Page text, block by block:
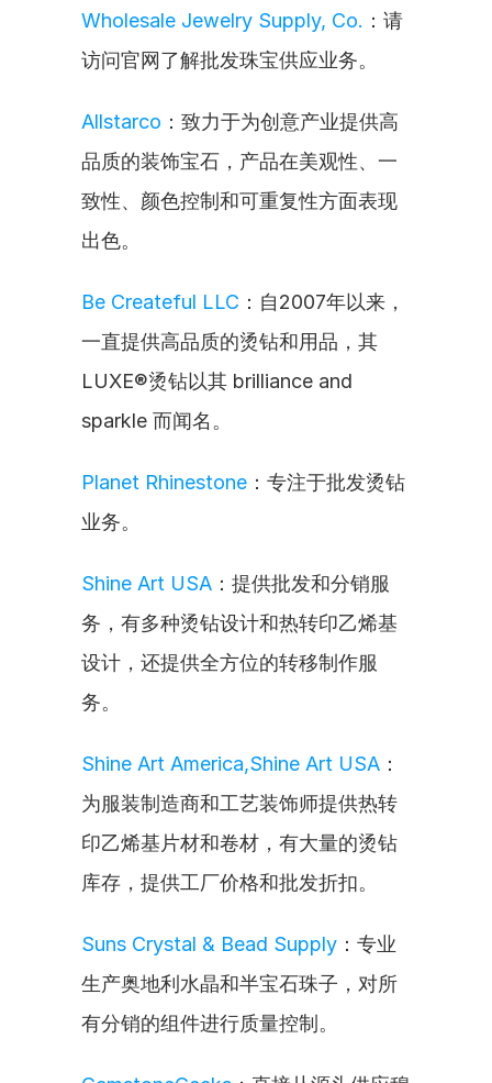
Wholesale Jewelry Supply, Co. ：请
访问官网了解批发珠宝供应业务。
Allstarco ：致力于为创意产业提供高
品质的装饰宝石，产品在美观性、一
致性、颜色控制和可重复性方面表现
出色。
Be Createful LLC ：自2007年以来，
一直提供高品质的烫钻和用品，其
LUXE®烫钻以其 brilliance and
sparkle 而闻名。
Planet Rhinestone ：专注于批发烫钻
业务。
Shine Art USA ：提供批发和分销服
务，有多种烫钻设计和热转印乙烯基
设计，还提供全方位的转移制作服
务。
Shine Art America,Shine Art USA ：
为服装制造商和工艺装饰师提供热转
印乙烯基片材和卷材，有大量的烫钻
库存，提供工厂价格和批发折扣。
Suns Crystal & Bead Supply ：专业
生产奥地利水晶和半宝石珠子，对所
有分销的组件进行质量控制。